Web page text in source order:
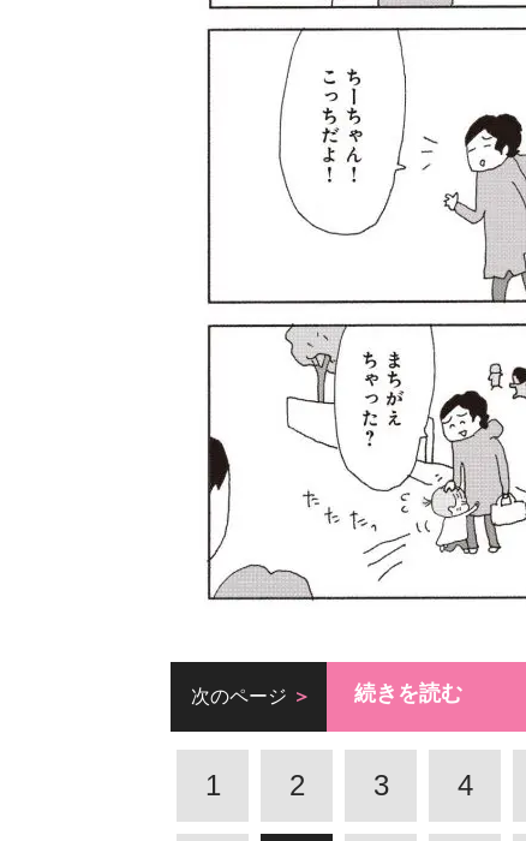
次のページ 続きを読む
1 2 3 4